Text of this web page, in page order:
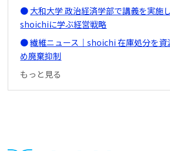
大和大学 政治経済学部で講義を実施
shoichiに学ぶ経営戦略
繊維ニュース｜shoichi 在庫処分を資
め廃棄抑制
もっと見る